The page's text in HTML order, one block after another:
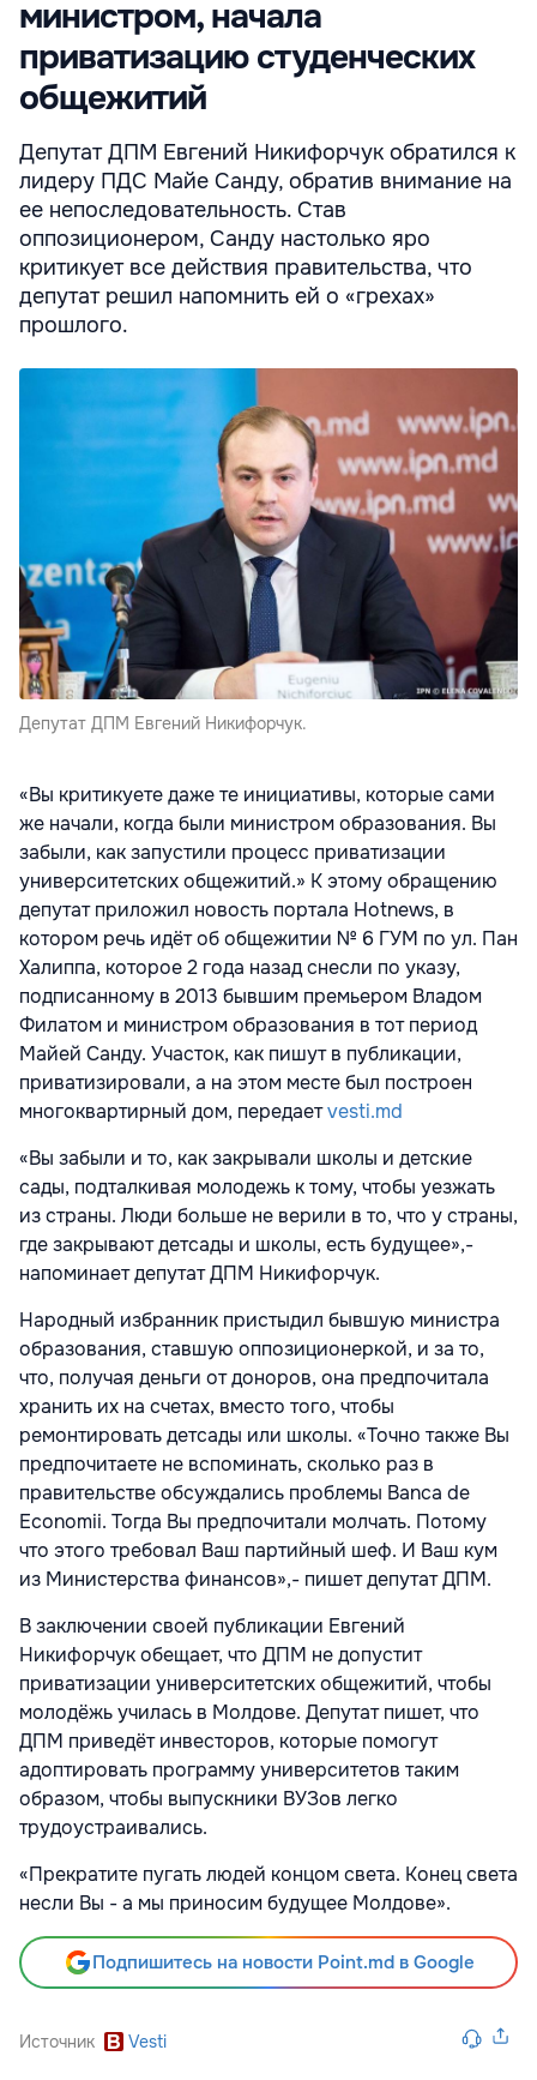
министром, начала
приватизацию студенческих
общежитий
Депутат ДПМ Евгений Никифорчук обратился к
лидеру ПДС Майе Санду, обратив внимание на
ее непоследовательность. Став
оппозиционером, Санду настолько яро
критикует все действия правительства, что
депутат решил напомнить ей о «грехах»
прошлого.
Депутат ДПМ Евгений Никифорчук.
«Вы критикуете даже те инициативы, которые сами
же начали, когда были министром образования. Вы
забыли, как запустили процесс приватизации
университетских общежитий.» К этому обращению
депутат приложил новость портала Hotnews, в
котором речь идёт об общежитии № 6 ГУМ по ул. Пан
Халиппа, которое 2 года назад снесли по указу,
подписанному в 2013 бывшим премьером Владом
Филатом и министром образования в тот период
Майей Санду. Участок, как пишут в публикации,
приватизировали, а на этом месте был построен
многоквартирный дом, передаетvesti.md
«Вы забыли и то, как закрывали школы и детские
сады, подталкивая молодежь к тому, чтобы уезжать
из страны. Люди больше не верили в то, что у страны,
где закрывают детсады и школы, есть будущее»,-
напоминает депутат ДПМ Никифорчук.
Народный избранник пристыдил бывшую министра
образования, ставшую оппозиционеркой, и за то,
что, получая деньги от доноров, она предпочитала
хранить их на счетах, вместо того, чтобы
ремонтировать детсады или школы. «Точно также Вы
предпочитаете не вспоминать, сколько раз в
правительстве обсуждались проблемы Banca de
Economii. Тогда Вы предпочитали молчать. Потому
что этого требовал Ваш партийный шеф. И Ваш кум
из Министерства финансов»,- пишет депутат ДПМ.
В заключении своей публикации Евгений
Никифорчук обещает, что ДПМ не допустит
приватизации университетских общежитий, чтобы
молодёжь училась в Молдове. Депутат пишет, что
ДПМ приведёт инвесторов, которые помогут
адоптировать программу университетов таким
образом, чтобы выпускники ВУЗов легко
трудоустраивались.
«Прекратите пугать людей концом света. Конец света
несли Вы - а мы приносим будущее Молдове».
Подпишитесь на новости Point.md в Google
Источник Vesti